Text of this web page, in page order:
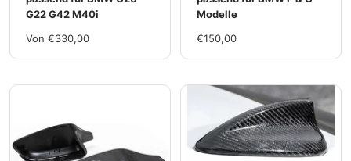
G22 G42 M40i
Im
Von €330,00
Modelle
Im
€150,00